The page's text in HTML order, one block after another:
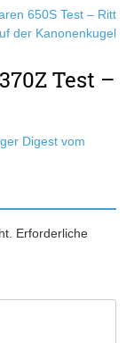
650S Test – Ritt
der Kanonenkugel
Test –
Digest vom
Erforderliche